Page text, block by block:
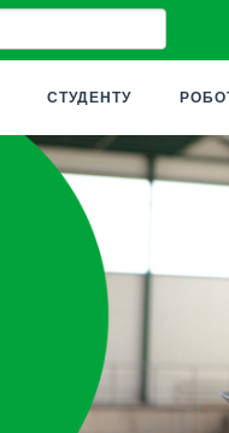
СТУДЕНТУ